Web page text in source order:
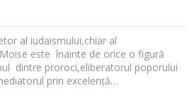
al iudaismului,chiar al
este înainte de orice o figură
dintre proroci,eliberatorul poporului
prin excelență…